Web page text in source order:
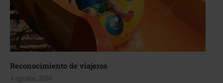
Reconocimiento de viajeros
4 agosto, 2026